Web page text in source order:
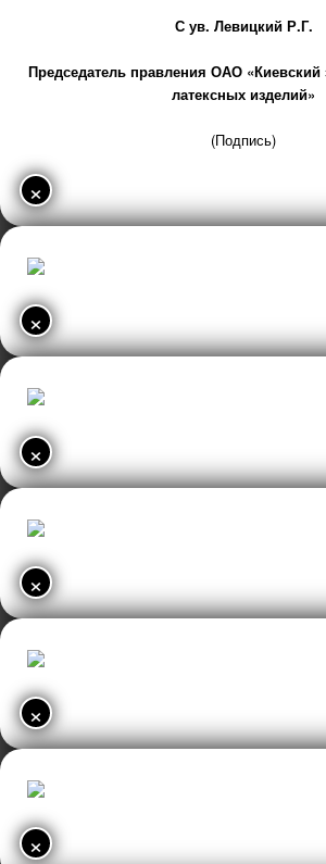
С ув. Левицкий Р.Г.
Председатель правления ОАО
латексных изделий»
(Подпись)
×
×
×
×
×
×